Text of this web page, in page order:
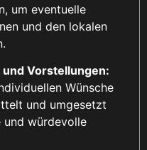
um eventuelle
und den lokalen
Vorstellungen:
Wünsche
und umgesetzt
und würdevolle